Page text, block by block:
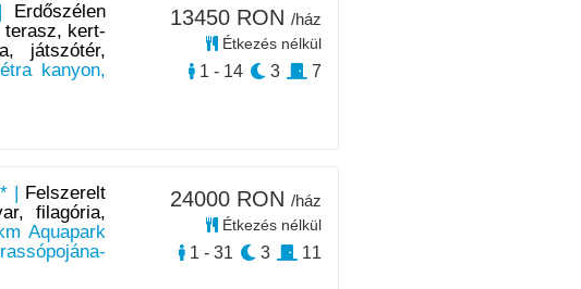
Erdőszélen
kert-
játszótér,
kanyon,
13450 RON /ház
Étkezés nélkül
1 - 14 3 7
|
Felszerelt
filagória,
Aquapark
24000 RON /ház
Étkezés nélkül
1 - 31 3 11